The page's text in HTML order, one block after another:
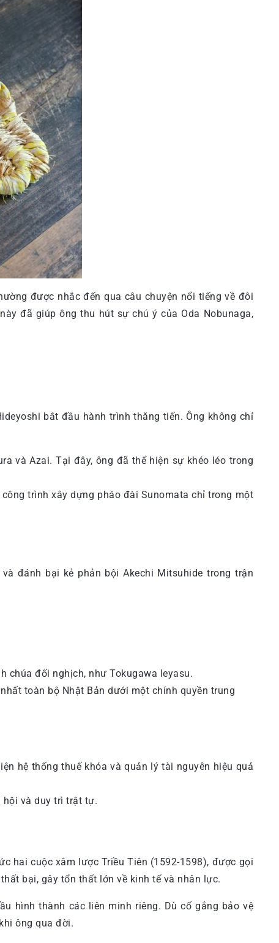
được nhắc đến qua câu chuyện nổi tiếng về đôi
đã giúp ông thu hút sự chú ý của Oda Nobunaga,
bắt đầu hành trình thăng tiến. Ông không chỉ
và Azai. Tại đây, ông đã thể hiện sự khéo léo trong
trình xây dựng pháo đài Sunomata chỉ trong một
đánh bại kẻ phản bội Akechi Mitsuhide trong trận
chúa đối nghịch, như Tokugawa Ieyasu.
toàn bộ Nhật Bản dưới một chính quyền trung
hệ thống thuế khóa và quản lý tài nguyên hiệu quả
hội và duy trì trật tự.
hai cuộc xâm lược Triều Tiên (1592-1598), được gọi
bại, gây tổn thất lớn về kinh tế và nhân lực.
hình thành các liên minh riêng. Dù cố gắng bảo vệ
ông qua đời.